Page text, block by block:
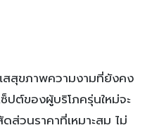
สุขภาพความงามที่ยังคง
ปต์ของผู้บริโภครุ่นใหม่จะ
วนราคาที่เหมาะสม ไม่